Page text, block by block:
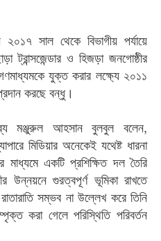
সাল থেকে বিভাগীয় পর্যায়ে
ট্রান্সজেন্ডার ও হিজড়া জনগোষ্ঠীর
যুক্ত করার লক্ষ্যে ২০১১
করছে বন্ধু।
মঞ্জুরুল আহসান বুলবুল বলেন,
মিডিয়ার অনেকেই যথেষ্ট ধারনা
একটি প্রশিক্ষিত দল তৈরি
উন্নয়নে গুরত্বপূর্ণ ভূমিকা রাখতে
সম্ভব না উল্লেখ করে তিনি
করা গেলে পরিস্থিতি পরিবর্তন